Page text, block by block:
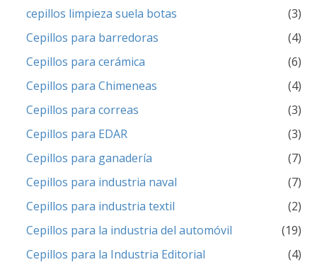
cepillos limpieza suela botas
(3)
Cepillos para barredoras
(4)
Cepillos para cerámica
(6)
Cepillos para Chimeneas
(4)
Cepillos para correas
(3)
Cepillos para EDAR
(3)
Cepillos para ganadería
(7)
Cepillos para industria naval
(7)
Cepillos para industria textil
(2)
Cepillos para la industria del automóvil
(19)
Cepillos para la Industria Editorial
(4)